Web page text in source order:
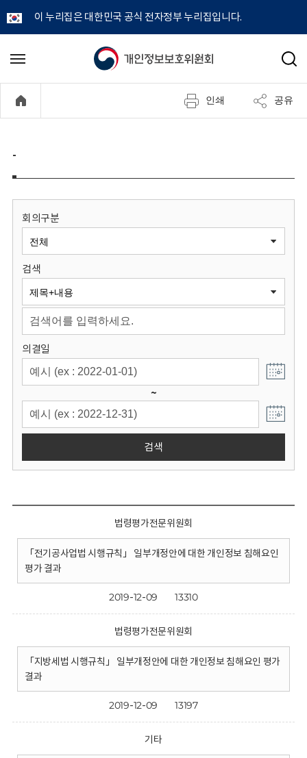
이 누리집은 대한민국 공식 전자정부 누리집입니다.
개
정
보
원
회
메
기
검
인쇄 공유
-
회의구분
검색
의결일
~
검색
법령평가전문위원회
「전기공사업법 시행규칙」 일부개정안에 대한 개인정보 침해요인
평가 결과
2019-12-09 13310
법령평가전문위원회
「지방세법 시행규칙」 일부개정안에 대한 개인정보 침해요인 평가
결과
2019-12-09 13197
기타